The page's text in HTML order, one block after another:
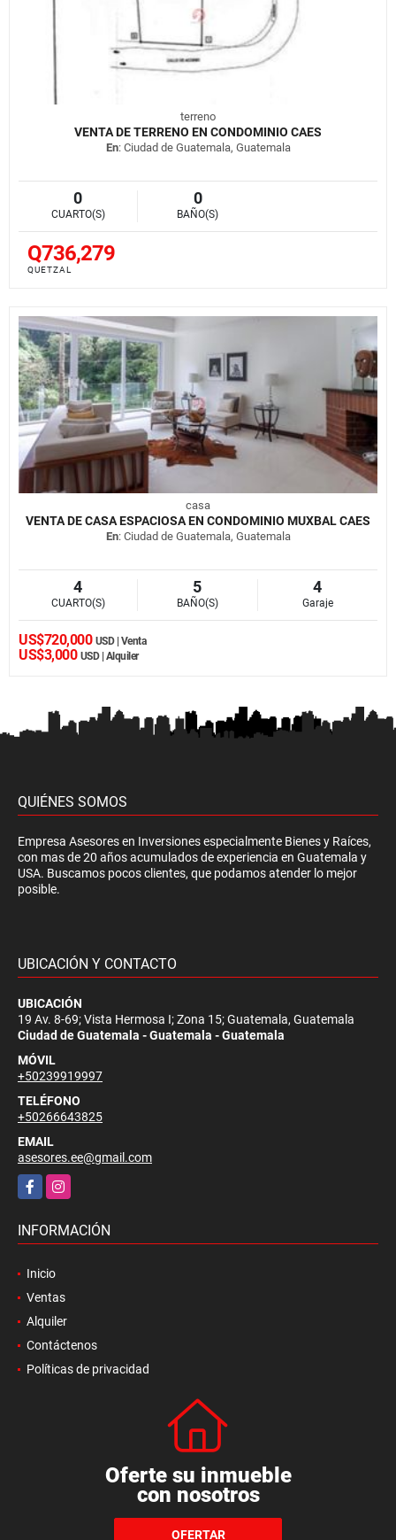
terreno
VENTA DE TERRENO EN CONDOMINIO CAES
En: Ciudad de Guatemala, Guatemala
0
CUARTO(S)
0
BAÑO(S)
Q736,279
QUETZAL
casa
VENTA DE CASA ESPACIOSA EN CONDOMINIO MUXBAL CAES
En: Ciudad de Guatemala, Guatemala
4
CUARTO(S)
5
BAÑO(S)
4
Garaje
US$720,000 USD | Venta
US$3,000 USD | Alquiler
QUIÉNES SOMOS
Empresa Asesores en Inversiones especialmente Bienes y Raíces,
con mas de 20 años acumulados de experiencia en Guatemala y
USA. Buscamos pocos clientes, que podamos atender lo mejor
posible.
UBICACIÓN Y CONTACTO
UBICACIÓN
19 Av. 8-69; Vista Hermosa I; Zona 15; Guatemala, Guatemala
Ciudad de Guatemala - Guatemala - Guatemala
MÓVIL
+50239919997
TELÉFONO
+50266643825
EMAIL
asesores.ee@gmail.com
FacebookInstagram
INFORMACIÓN
Inicio
Ventas
Alquiler
Contáctenos
Políticas de privacidad
Oferte su inmueble
con nosotros
OFERTAR